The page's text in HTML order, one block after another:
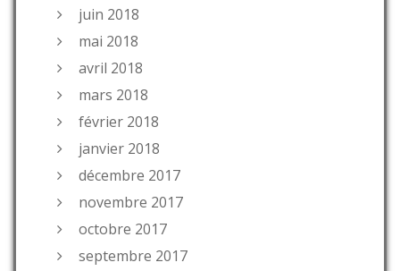
juin 2018
mai 2018
avril 2018
mars 2018
février 2018
janvier 2018
décembre 2017
novembre 2017
octobre 2017
septembre 2017